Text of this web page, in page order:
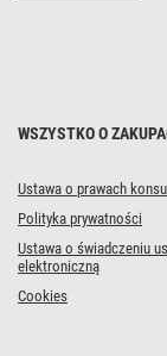
WSZYSTKO O
Ustawa o prawach
Polityka prywatności
Ustawa o świadczeniu
elektroniczną
Cookies